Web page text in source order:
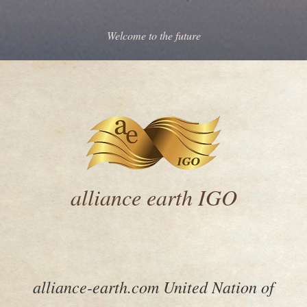
Welcome to the future
alliance earth IGO
alliance-earth.com United Nation of